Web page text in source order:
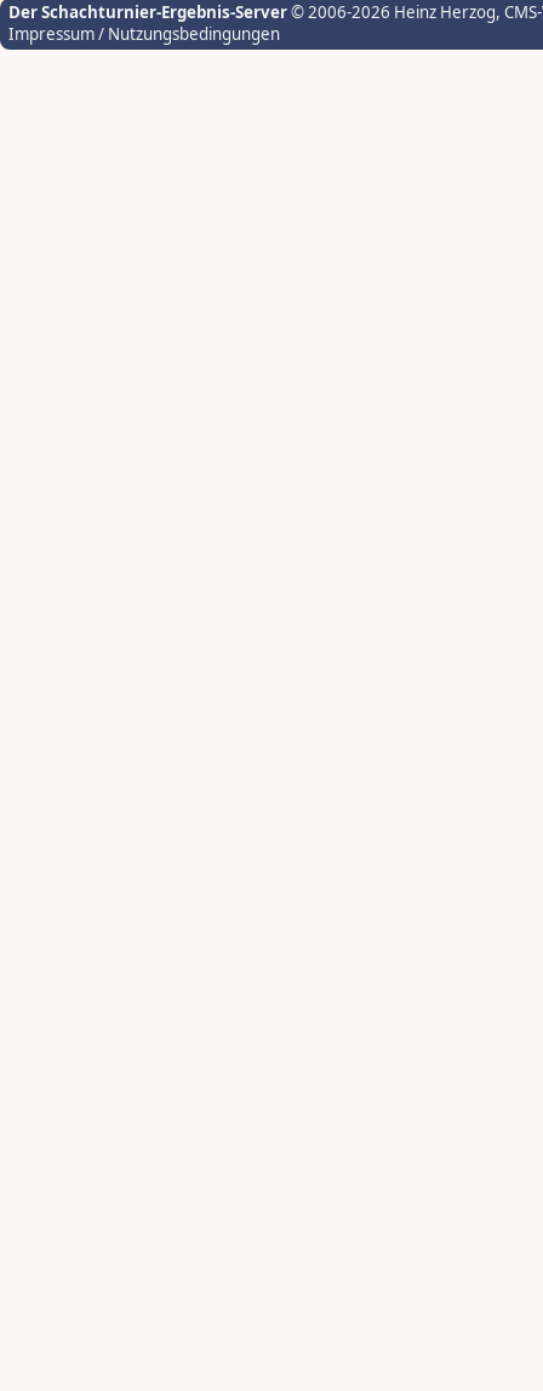
Der Schachturnier-Ergebnis-Server© 2006-2026 Heinz Herzog,
Impressum / Nutzungsbedingungen